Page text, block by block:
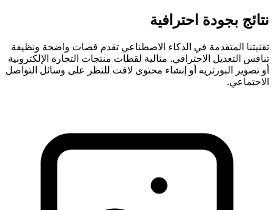
نتائج بجودة احترافية
تقنيتنا المتقدمة في الذكاء الاصطناعي تقدم قصات واضحة ونظيفة
تنافس التعديل الاحترافي. مثالية لقطات منتجات التجارة الإلكترونية
أو تصوير البورتريه أو إنشاء محتوى لافت للنظر على وسائل التواصل
الاجتماعي.